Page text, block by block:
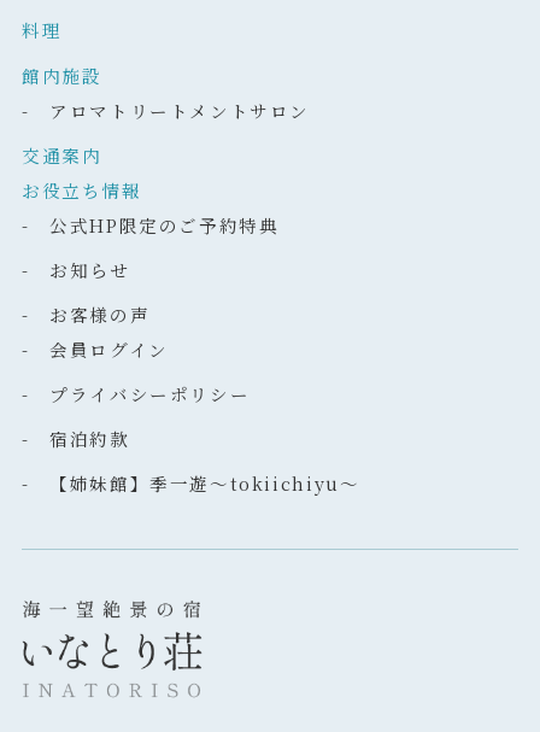
料理
館内施設
- アロマトリートメントサロン
交通案内
お役立ち情報
- 公式HP限定のご予約特典
- お知らせ
- お客様の声
- 会員ログイン
- プライバシーポリシー
- 宿泊約款
- 【姉妹館】季一遊～tokiichiyu～